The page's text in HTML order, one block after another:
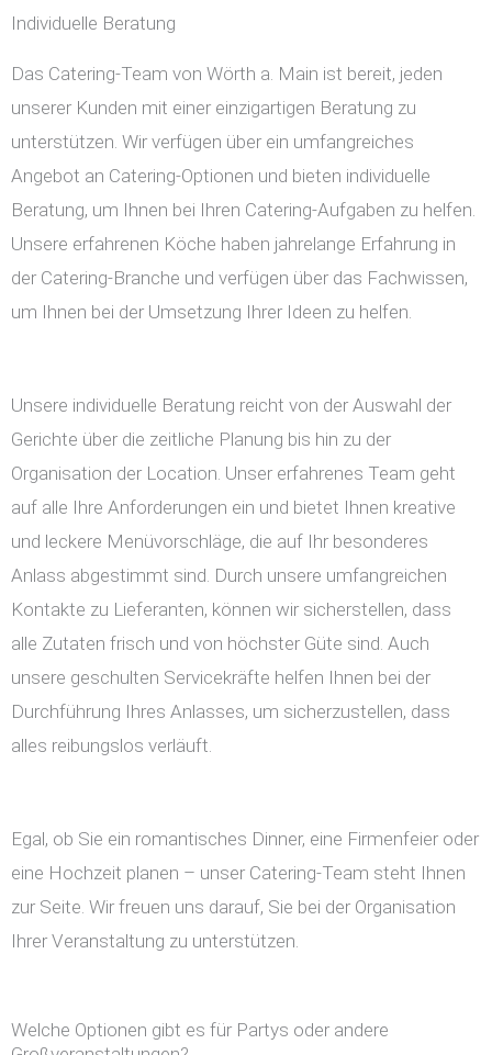
Individuelle Beratung
Das Catering-Team von Wörth a. Main ist bereit, jeden
unserer Kunden mit einer einzigartigen Beratung zu
unterstützen. Wir verfügen über ein umfangreiches
Angebot an Catering-Optionen und bieten individuelle
Beratung, um Ihnen bei Ihren Catering-Aufgaben zu helfen.
Unsere erfahrenen Köche haben jahrelange Erfahrung in
der Catering-Branche und verfügen über das Fachwissen,
um Ihnen bei der Umsetzung Ihrer Ideen zu helfen.
Unsere individuelle Beratung reicht von der Auswahl der
Gerichte über die zeitliche Planung bis hin zu der
Organisation der Location. Unser erfahrenes Team geht
auf alle Ihre Anforderungen ein und bietet Ihnen kreative
und leckere Menüvorschläge, die auf Ihr besonderes
Anlass abgestimmt sind. Durch unsere umfangreichen
Kontakte zu Lieferanten, können wir sicherstellen, dass
alle Zutaten frisch und von höchster Güte sind. Auch
unsere geschulten Servicekräfte helfen Ihnen bei der
Durchführung Ihres Anlasses, um sicherzustellen, dass
alles reibungslos verläuft.
Egal, ob Sie ein romantisches Dinner, eine Firmenfeier oder
eine Hochzeit planen – unser Catering-Team steht Ihnen
zur Seite. Wir freuen uns darauf, Sie bei der Organisation
Ihrer Veranstaltung zu unterstützen.
Welche Optionen gibt es für Partys oder andere